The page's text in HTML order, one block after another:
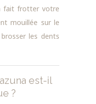
fait frotter votre
mouillée sur le
les dents
est-il
?